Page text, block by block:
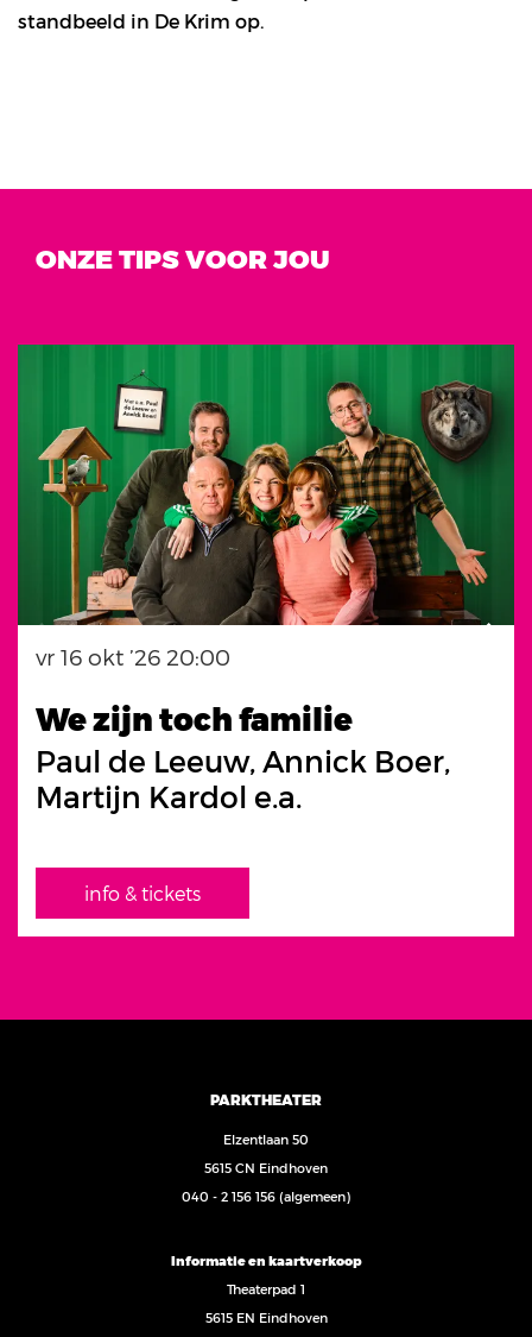
standbeeld in De Krim op.
ONZE TIPS VOOR JOU
We zijn toch familie
Paul de Leeuw, Annick Boer,
Martijn Kardol e.a.
vr 16 okt ’26 20:00
info & tickets
PARKTHEATER
Elzentlaan 50
5615 CN Eindhoven
040 - 2 156 156 (algemeen)
Informatie en kaartverkoop
Theaterpad 1
5615 EN Eindhoven